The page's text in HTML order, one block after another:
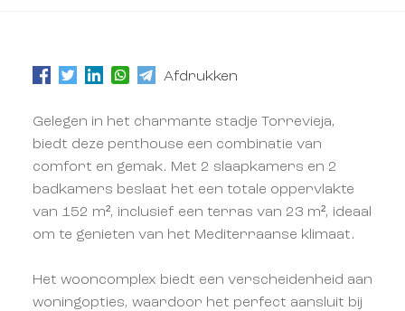
Afdrukken
Gelegen in het charmante stadje Torrevieja,
biedt deze penthouse een combinatie van
comfort en gemak. Met 2 slaapkamers en 2
badkamers beslaat het een totale oppervlakte
van 152 m², inclusief een terras van 23 m², ideaal
om te genieten van het Mediterraanse klimaat.
Het wooncomplex biedt een verscheidenheid aan
woningopties, waardoor het perfect aansluit bij